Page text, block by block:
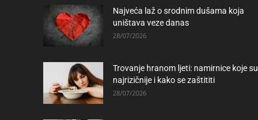
Najveća laž o srodnim dušama koja
uništava veze danas
28/07/2026
Trovanje hranom ljeti: namirnice koje su
najrizičnije i kako se zaštititi
28/07/2026